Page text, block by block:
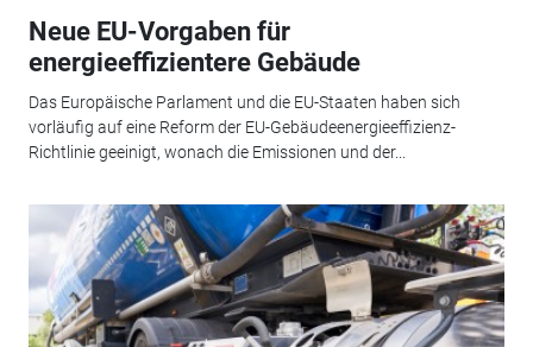
Neue EU-Vorgaben für
energieeffizientere Gebäude
Das Europäische Parlament und die EU-Staaten haben sich
vorläufig auf eine Reform der EU-Gebäudeenergieeffizienz-
Richtlinie geeinigt, wonach die Emissionen und der...